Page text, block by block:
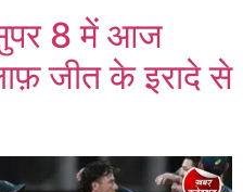
8 में आज
जीत के इरादे से